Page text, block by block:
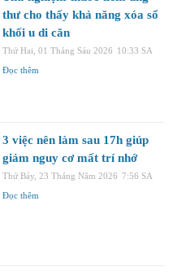
thư cho thấy khả năng xóa sổ
khối u di căn
Thứ Hai, 01 Tháng Sáu 2026 10:33 SA
Đọc thêm
3 việc nên làm sau 17h giúp
giảm nguy cơ mất trí nhớ
Thứ Bảy, 23 Tháng Năm 2026 7:56 SA
Đọc thêm